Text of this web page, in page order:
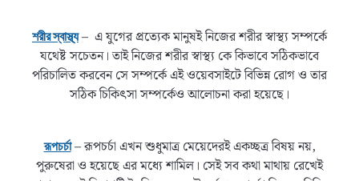
শরীর স্বাস্থ্য– এ যুগের প্রত্যেক মানুষই নিজের শরীর স্বাস্থ্য সম্পর্কে
যথেষ্ট সচেতন। তাই নিজের শরীর স্বাস্থ্য কে কিভাবে সঠিকভাবে
পরিচালিত করবেন সে সম্পর্কে এই ওয়েবসাইটে বিভিন্ন রোগ ও তার
সঠিক চিকিৎসা সম্পর্কেও আলোচনা করা হয়েছে।
রূপচর্চা– রূপচর্চা এখন শুধুমাত্র মেয়েদেরই একচ্ছত্র বিষয় নয়,
পুরুষেরা ও হয়েছে এর মধ্যে শামিল। সেই সব কথা মাথায় রেখেই